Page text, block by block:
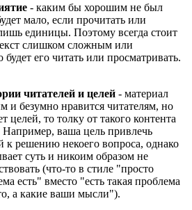
- каким бы хорошим не был
мало, если прочитать или
единицы. Поэтому всегда стоит
слишком сложным или
его читать или просматривать.
читателей и целей - материал
и безумно нравится читателям, но
целей, то толку от такого контента
ваша цель привлечь
к решению некоего вопроса, однако
суть и никоим образом не
(что-то в стиле "просто
есть" вместо "есть такая проблема
а какие ваши мысли").